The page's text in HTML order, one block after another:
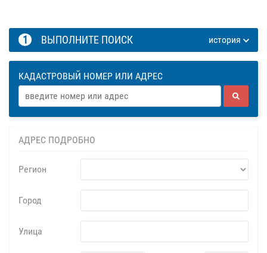
1 ВЫПОЛНИТЕ ПОИСК история
КАДАСТРОВЫЙ НОМЕР ИЛИ АДРЕС
АДРЕС ПОДРОБНО
Регион
Город
Улица